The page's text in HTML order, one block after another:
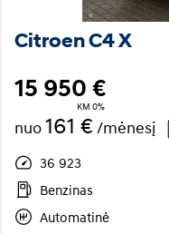
Citroen C4 X
15 950 €
KM 0%
nuo161 € /mėnesį
36 923
Benzinas
Automatinė